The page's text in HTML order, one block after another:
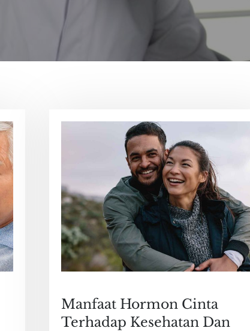
Manfaat Hormon Cinta
Terhadap Kesehatan Dan